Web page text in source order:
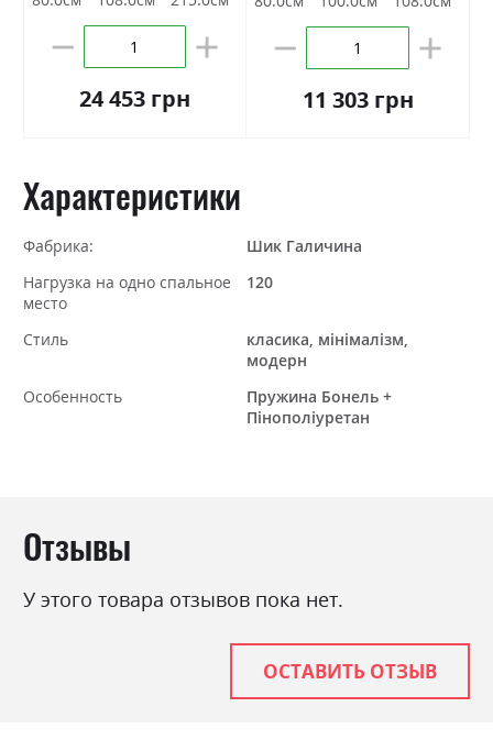
24 453 грн 11 303 грн
Характеристики
Фабрика:
Шик Галичина
Нагрузка на одно спальное
место
120
Стиль
класика, мінімалізм,
модерн
Особенность
Пружина Бонель +
Пінополіуретан
Отзывы
У этого товара отзывов пока нет.
ОСТАВИТЬ ОТЗЫВ